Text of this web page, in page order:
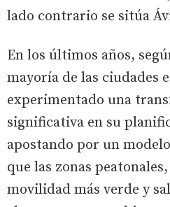
lado contrario se sitúa
En los últimos años,
mayoría de las ciudades
experimentado una
significativa en su
apostando por un
que las zonas
movilidad más verde y